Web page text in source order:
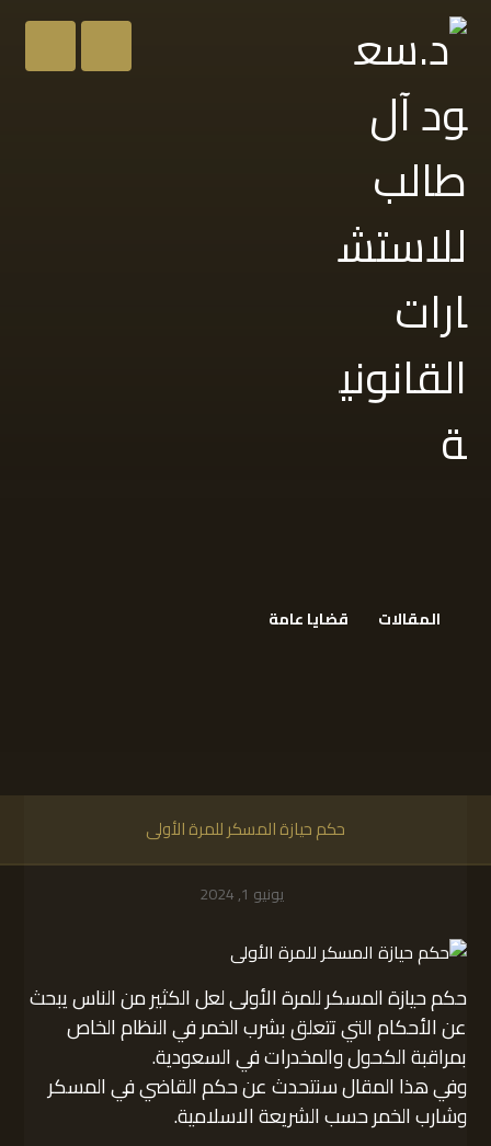
المقالات قضايا عامة
حكم حيازة المسكر للمرة الأولى
يونيو 1, 2024
حكم حيازة المسكر للمرة الأولى لعل الكثير من الناس يبحث
عن الأحكام التي تتعلق بشرب الخمر في النظام الخاص
بمراقبة الكحول والمخدرات في السعودية.
وفي هذا المقال سنتحدث عن حكم القاضي في المسكر
وشارب الخمر حسب الشريعة الاسلامية.